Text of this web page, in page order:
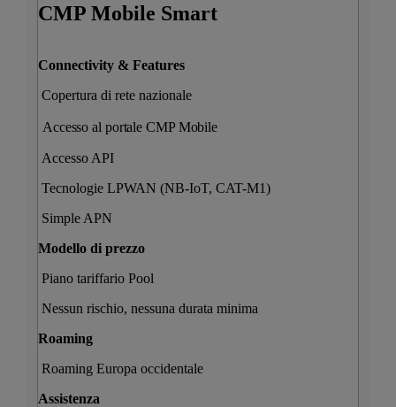
CMP Mobile Smart​
Connectivity & Features
Copertura di rete nazionale
Accesso al portale CMP Mobile
Accesso API
Tecnologie LPWAN (NB-IoT, CAT-M1)
Simple APN
Modello di prezzo
Piano tariffario Pool
Nessun rischio, nessuna durata minima
Roaming
Roaming Europa occidentale
Assistenza